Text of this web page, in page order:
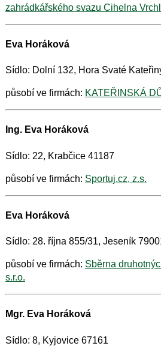
zahrádkářského svazu Cihelna
Eva Horáková
Sídlo: Dolní 132, Hora Svaté
působí ve firmách: KATEŘINSKÁ
Ing. Eva Horáková
Sídlo: 22, Krabčice 41187
působí ve firmách: Sportuj.cz, z.s.
Eva Horáková
Sídlo: 28. října 855/31, Jeseník
působí ve firmách: Sběrna
s.r.o.
Mgr. Eva Horáková
Sídlo: 8, Kyjovice 67161